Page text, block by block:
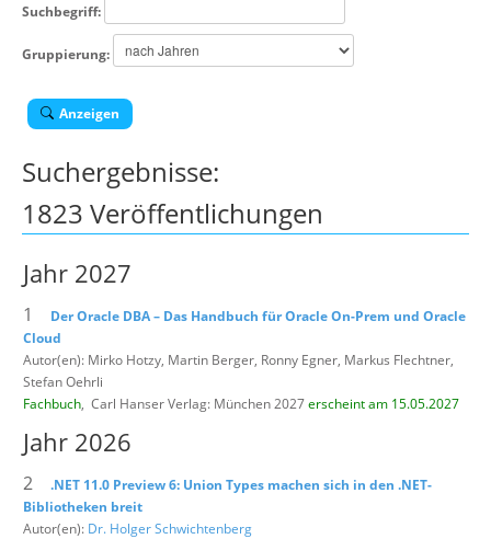
Suchbegriff:
Gruppierung:
Anzeigen
Suchergebnisse:
1823 Veröffentlichungen
Jahr 2027
1
Der Oracle DBA – Das Handbuch für Oracle On-Prem und Oracle
Cloud
Autor(en): Mirko Hotzy, Martin Berger, Ronny Egner, Markus Flechtner,
Stefan Oehrli
Fachbuch, Carl Hanser Verlag: München 2027erscheint am 15.05.2027
Jahr 2026
2
.NET 11.0 Preview 6: Union Types machen sich in den .NET-
Bibliotheken breit
Autor(en): Dr. Holger Schwichtenberg